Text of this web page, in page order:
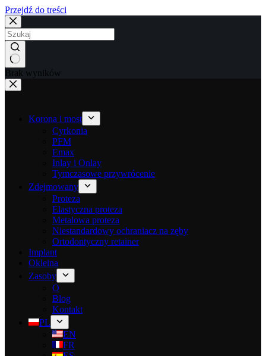
Przejdź do treści
Brak wyników
Korona i most
Cyrkonia
PFM
Emax
Inlay i Onlay
Tymczasowe przywrócenie
Zdejmowany
Proteza
Elastyczna proteza
Metalowa proteza
Niestandardowy ochraniacz na zęby
Ortodontyczny retainer
Implant
Okleina
Zasoby
O
Blog
Kontakt
PL
EN
FR